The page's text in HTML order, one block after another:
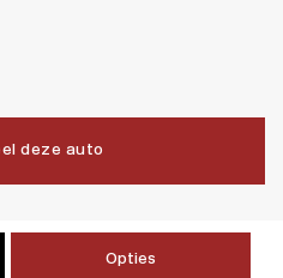
deze auto
Opties